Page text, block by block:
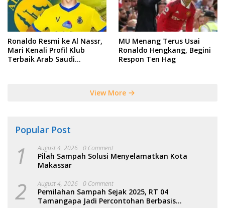
Ronaldo Resmi ke Al Nassr,
Mari Kenali Profil Klub
Terbaik Arab Saudi
MU Menang Terus Usai
Ronaldo Hengkang, Begini
Respon Ten Hag
View More
Popular Post
1 August 4, 2026 0 Comment
Pilah Sampah Solusi Menyelamatkan Kota
Makassar
2 August 4, 2026 0 Comment
Pemilahan Sampah Sejak 2025, RT 04
Tamangapa Jadi Percontohan Berbasis